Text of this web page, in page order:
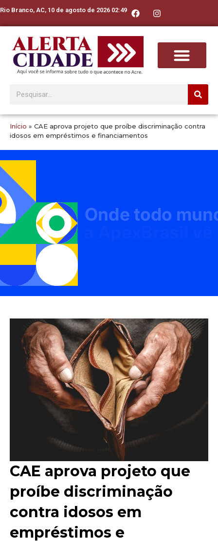
Rio Branco, AC, 10 de agosto de 2026 02:49
Início » CAE aprova projeto que proíbe discriminação contra
idosos em empréstimos e financiamentos
CAE aprova projeto que
proíbe discriminação
contra idosos em
empréstimos e